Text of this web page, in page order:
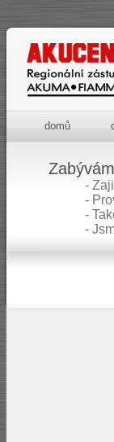
Akucentrum.com
domů
-
-
-
-